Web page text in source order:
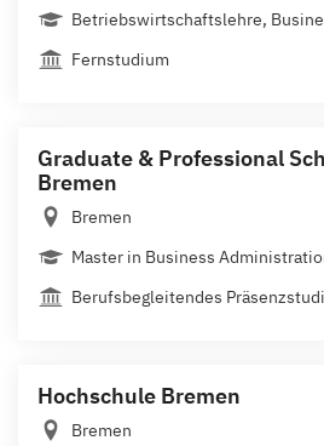
Betriebswirtschaftslehre,
Fernstudium
Graduate & Professional
Bremen
Bremen
Master in Business
Berufsbegleitendes
Hochschule Bremen
Bremen